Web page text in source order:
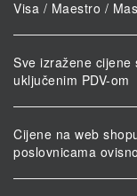
Visa / Maestro /
Sve izražene
uključenim PDV-om
Cijene na web
poslovnicama